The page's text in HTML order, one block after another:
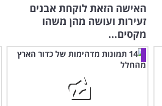
האישה הזאת לוקחת אבנים
זעירות ועושה מהן משהו
מקסים...